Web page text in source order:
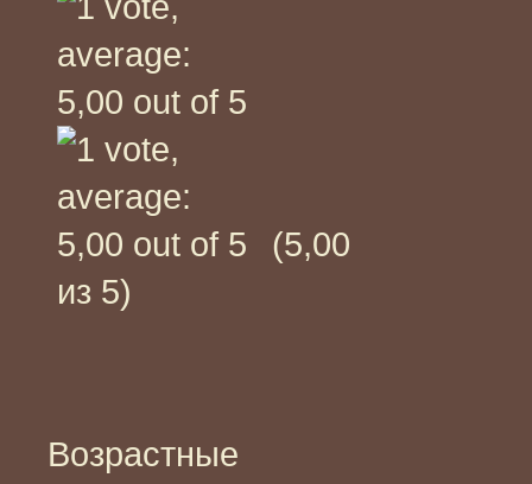
(5,00
из 5)
Возрастные